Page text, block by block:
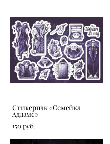
Стикерпак «Семейка
Аддамс»
150 pуб.